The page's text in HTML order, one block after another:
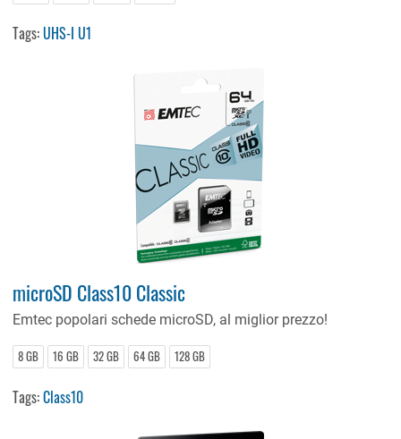
Tags:UHS-I U1
microSD Class10 Classic
Emtec popolari schede microSD, al miglior prezzo!
8 GB 16 GB 32 GB 64 GB 128 GB
Tags:Class10